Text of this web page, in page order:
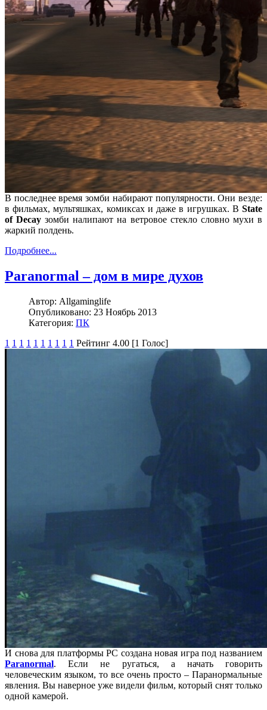
В последнее время зомби набирают популярности. Они везде:
в фильмах, мультяшках, комиксах и даже в игрушках. В State
of Decay зомби налипают на ветровое стекло словно мухи в
жаркий полдень.
Подробнее...
Paranormal – дом в мире духов
Автор: Allgaminglife
Опубликовано: 23 Ноябрь 2013
Категория: ПК
1 1 1 1 1 1 1 1 1 1 Рейтинг 4.00 [1 Голос]
И снова для платформы РС создана новая игра под названием
Paranormal. Если не ругаться, а начать говорить
человеческим языком, то все очень просто – Паранормальные
явления. Вы наверное уже видели фильм, который снят только
одной камерой.